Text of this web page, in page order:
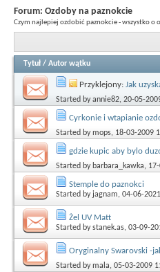
Forum: Ozdoby na paznokcie
Czym najlepiej ozdobić paznokcie - wszystko o
Tytuł / Autor wątku
Przyklejony: Jak
Started byannie82, 20-05-
Cyrkonie i wtapianie
Started bymops, 18-03-2009
gdzie kupic aby bylo
Started by barbara_kawka,
Stemple do paznokci
Started by jagnam, 04-06-
Żel UV Matt
Started bystanek.as, 03-09-
Oryginalny Swarovski -
Started bymala, 05-03-2009